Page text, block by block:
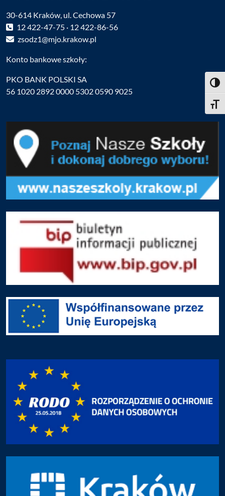
30-614 Kraków, ul. Cechowa 57
12 422-47-75 · 12 422-86-56
zsodz1@mjo.krakow.pl
Konto bankowe szkoły:
PKO BANK POLSKI SA
56 1020 2892 0000 5302 0590 9025